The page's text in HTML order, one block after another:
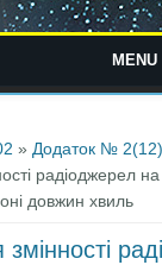
MENU
» Додаток № 2(12)
радіоджерел
довжин хвиль